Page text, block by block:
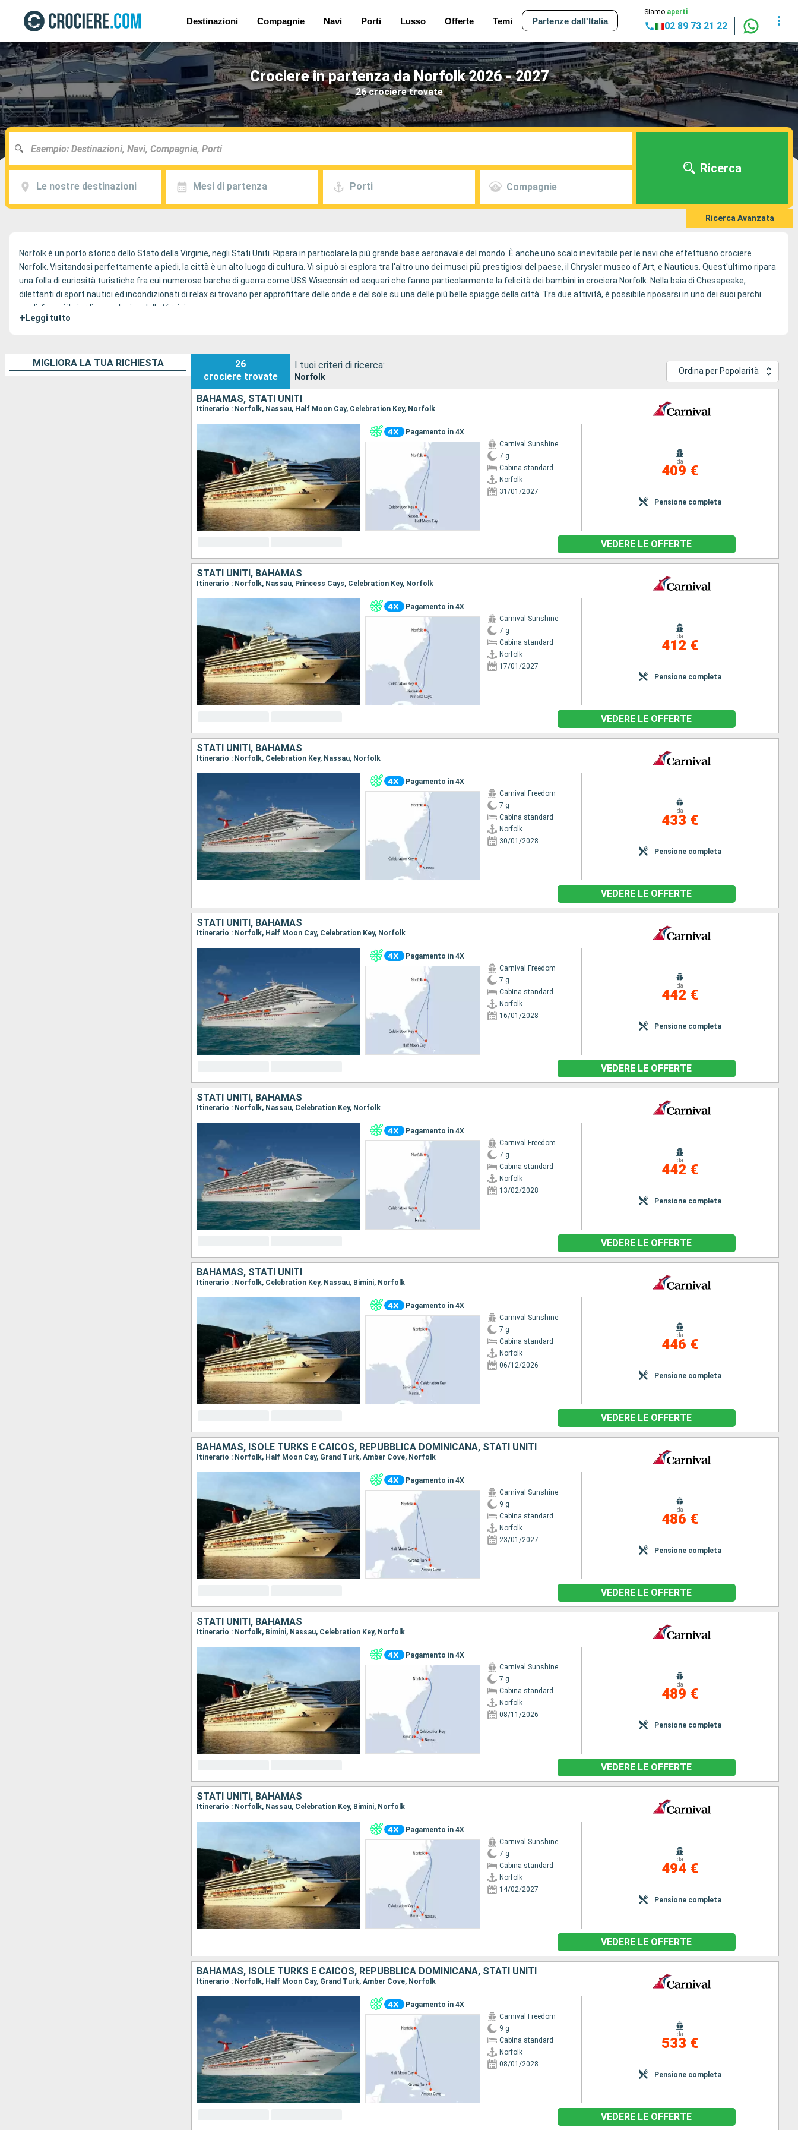
Destinazioni Compagnie Navi Porti Lusso Offerte Temi Partenze dall'Italia
Siamo aperti
02 89 73 21 22
Crociere in partenza da Norfolk 2026 - 2027
26 crociere trovate
Le nostre destinazioni Mesi di partenza Porti Compagnie
Ricerca
Ricerca Avanzata
Norfolk è un porto storico dello Stato della Virginie, negli Stati Uniti. Ripara in particolare la più grande base aeronavale del mondo. È anche uno scalo inevitabile per le navi che effettuano crociere
Norfolk. Visitandosi perfettamente a piedi, la città è un alto luogo di cultura. Vi si può si esplora tra l'altro uno dei musei più prestigiosi del paese, il Chrysler museo of Art, e Nauticus. Quest'ultimo ripara
una folla di curiosità turistiche fra cui numerose barche di guerra come USS Wisconsin ed acquari che fanno particolarmente la felicità dei bambini in crociera Norfolk. Nella baia di Chesapeake,
dilettanti di sport nautici ed incondizionati di relax si trovano per approfittare delle onde e del sole su una delle più belle spiagge della città. Tra due attività, è possibile riposarsi in uno dei suoi parchi
verdi, fra cui il giardino zoologico della Virginie.
Partite per una crociera da Norfolk ? Ecco le informazioni pratiche per il porto.
+ Leggi tutto
MIGLIORA LA TUA RICHIESTA
26
crociere trovate
I tuoi criteri di ricerca:
Norfolk
Ordina per Popolarità
BAHAMAS, STATI UNITI
Itinerario : Norfolk, Nassau, Half Moon Cay, Celebration Key, Norfolk
Pagamento in 4X
Carnival Sunshine
7 g
Cabina standard
Norfolk
31/01/2027
da
409 €
Pensione completa
VEDERE LE OFFERTE
STATI UNITI, BAHAMAS
Itinerario : Norfolk, Nassau, Princess Cays, Celebration Key, Norfolk
Pagamento in 4X
Carnival Sunshine
7 g
Cabina standard
Norfolk
17/01/2027
da
412 €
Pensione completa
VEDERE LE OFFERTE
STATI UNITI, BAHAMAS
Itinerario : Norfolk, Celebration Key, Nassau, Norfolk
Pagamento in 4X
Carnival Freedom
7 g
Cabina standard
Norfolk
30/01/2028
da
433 €
Pensione completa
VEDERE LE OFFERTE
STATI UNITI, BAHAMAS
Itinerario : Norfolk, Half Moon Cay, Celebration Key, Norfolk
Pagamento in 4X
Carnival Freedom
7 g
Cabina standard
Norfolk
16/01/2028
da
442 €
Pensione completa
VEDERE LE OFFERTE
STATI UNITI, BAHAMAS
Itinerario : Norfolk, Nassau, Celebration Key, Norfolk
Pagamento in 4X
Carnival Freedom
7 g
Cabina standard
Norfolk
13/02/2028
da
442 €
Pensione completa
VEDERE LE OFFERTE
BAHAMAS, STATI UNITI
Itinerario : Norfolk, Celebration Key, Nassau, Bimini, Norfolk
Pagamento in 4X
Carnival Sunshine
7 g
Cabina standard
Norfolk
06/12/2026
da
446 €
Pensione completa
VEDERE LE OFFERTE
BAHAMAS, ISOLE TURKS E CAICOS, REPUBBLICA DOMINICANA, STATI UNITI
Itinerario : Norfolk, Half Moon Cay, Grand Turk, Amber Cove, Norfolk
Pagamento in 4X
Carnival Sunshine
9 g
Cabina standard
Norfolk
23/01/2027
da
486 €
Pensione completa
VEDERE LE OFFERTE
STATI UNITI, BAHAMAS
Itinerario : Norfolk, Bimini, Nassau, Celebration Key, Norfolk
Pagamento in 4X
Carnival Sunshine
7 g
Cabina standard
Norfolk
08/11/2026
da
489 €
Pensione completa
VEDERE LE OFFERTE
STATI UNITI, BAHAMAS
Itinerario : Norfolk, Nassau, Celebration Key, Bimini, Norfolk
Pagamento in 4X
Carnival Sunshine
7 g
Cabina standard
Norfolk
14/02/2027
da
494 €
Pensione completa
VEDERE LE OFFERTE
BAHAMAS, ISOLE TURKS E CAICOS, REPUBBLICA DOMINICANA, STATI UNITI
Itinerario : Norfolk, Half Moon Cay, Grand Turk, Amber Cove, Norfolk
Pagamento in 4X
Carnival Freedom
9 g
Cabina standard
Norfolk
08/01/2028
da
533 €
Pensione completa
VEDERE LE OFFERTE